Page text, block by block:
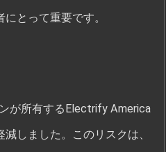
とって重要です。
が所有するElectrify America
しました。このリスクは、